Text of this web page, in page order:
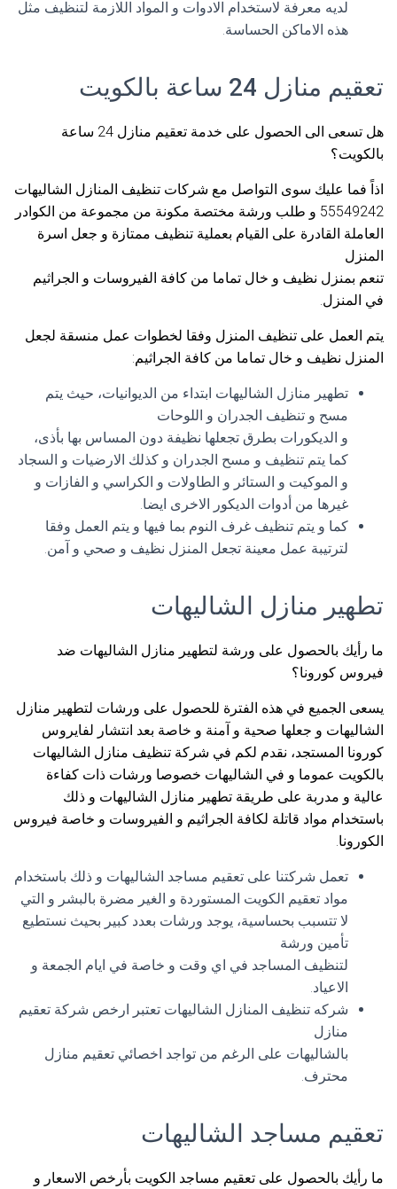
لديه معرفة لاستخدام الادوات و المواد اللازمة لتنظيف مثل
هذه الاماكن الحساسة.
تعقيم منازل 24 ساعة بالكويت
هل تسعى الى الحصول على خدمة تعقيم منازل 24 ساعة
بالكويت؟
اذاً فما عليك سوى التواصل مع شركات تنظيف المنازل الشاليهات
55549242 و طلب ورشة مختصة مكونة من مجموعة من الكوادر
العاملة القادرة على القيام بعملية تنظيف ممتازة و جعل اسرة
المنزل
تنعم بمنزل نظيف و خال تماما من كافة الفيروسات و الجراثيم
في المنزل.
يتم العمل على تنظيف المنزل وفقا لخطوات عمل منسقة لجعل
المنزل نظيف و خال تماما من كافة الجراثيم:
تطهير منازل الشاليهات ابتداء من الديوانيات، حيث يتم
مسح و تنظيف الجدران و اللوحات
و الديكورات بطرق تجعلها نظيفة دون المساس بها بأذى،
كما يتم تنظيف و مسح الجدران و كذلك الارضيات و السجاد
و الموكيت و الستائر و الطاولات و الكراسي و الفازات و
غيرها من أدوات الديكور الاخرى ايضا.
كما و يتم تنظيف غرف النوم بما فيها و يتم العمل وفقا
لترتيبة عمل معينة تجعل المنزل نظيف و صحي و آمن.
تطهير منازل الشاليهات
ما رأيك بالحصول على ورشة لتطهير منازل الشاليهات ضد
فيروس كورونا؟
يسعى الجميع في هذه الفترة للحصول على ورشات لتطهير منازل
الشاليهات و جعلها صحية و آمنة و خاصة بعد انتشار لفايروس
كورونا المستجد، نقدم لكم في شركة تنظيف منازل الشاليهات
بالكويت عموما و في الشاليهات خصوصا ورشات ذات كفاءة
عالية و مدربة على طريقة تطهير منازل الشاليهات و ذلك
باستخدام مواد قاتلة لكافة الجراثيم و الفيروسات و خاصة فيروس
الكورونا.
تعمل شركتنا على تعقيم مساجد الشاليهات و ذلك باستخدام
مواد تعقيم الكويت المستوردة و الغير مضرة بالبشر و التي
لا تتسبب بحساسية، يوجد ورشات بعدد كبير بحيث نستطيع
تأمين ورشة
لتنظيف المساجد في اي وقت و خاصة في ايام الجمعة و
الاعياد.
شركه تنظيف المنازل الشاليهات تعتبر ارخص شركة تعقيم
منازل
بالشاليهات على الرغم من تواجد اخصائي تعقيم منازل
محترف.
تعقيم مساجد الشاليهات
ما رأيك بالحصول على تعقيم مساجد الكويت بأرخص الاسعار و